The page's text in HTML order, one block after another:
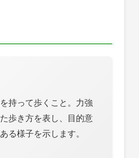
持って歩くこと。力強
歩き方を表し、目的意
る様子を示します。